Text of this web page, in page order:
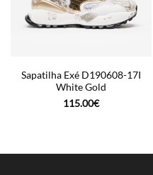
Sapatilha Exé D190608-17I
White Gold
115.00€